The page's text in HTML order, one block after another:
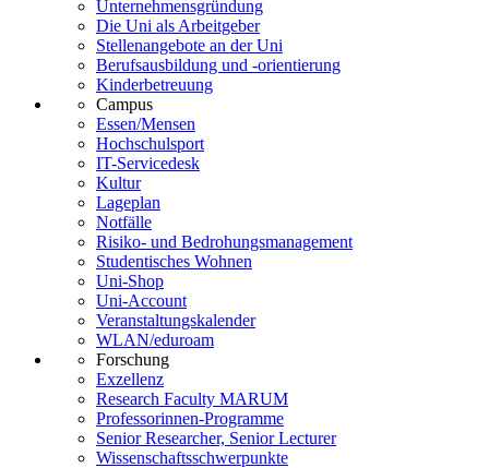
Unternehmensgründung
Die Uni als Arbeitgeber
Stellenangebote an der Uni
Berufsausbildung und -orientierung
Kinderbetreuung
Campus
Essen/Mensen
Hochschulsport
IT-Servicedesk
Kultur
Lageplan
Notfälle
Risiko- und Bedrohungsmanagement
Studentisches Wohnen
Uni-Shop
Uni-Account
Veranstaltungskalender
WLAN/eduroam
Forschung
Exzellenz
Research Faculty MARUM
Professorinnen-Programme
Senior Researcher, Senior Lecturer
Wissenschaftsschwerpunkte